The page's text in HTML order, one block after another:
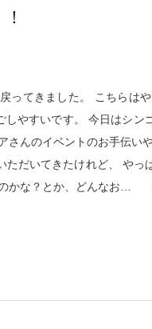
ってきました。 こちらは
やすいです。 今日はシン
さんのイベントのお手伝い
ただいてきたけれど、 やっ
のかな？とか、どんなお…